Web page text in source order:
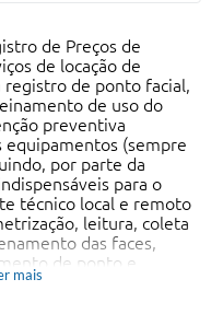
de Preços de
de locação de
registro de ponto facial,
de uso do
preventiva
(sempre
por parte da
para o
técnico local e remoto
leitura, coleta
das faces,
de ponto e
quantidades
instrumento.
mais